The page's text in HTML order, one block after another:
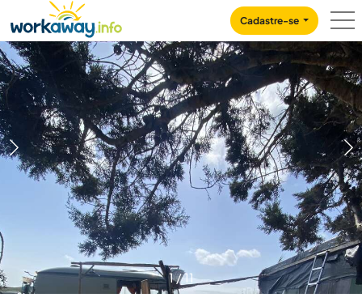
CONTENT
MAIN NAVIGATION
Cadastre-se
1/11